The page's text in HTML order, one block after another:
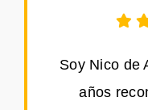
Soy Nico de
años